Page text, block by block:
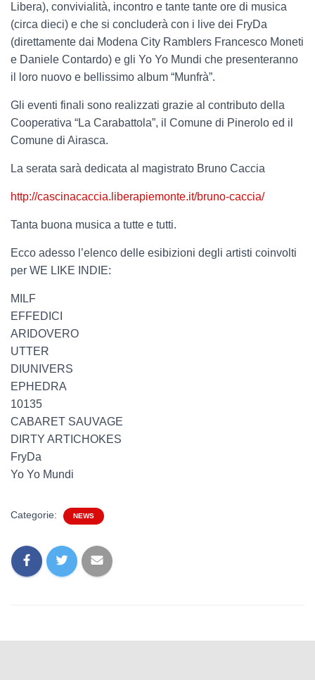
Libera), convivialità, incontro e tante tante ore di musica
(circa dieci) e che si concluderà con i live dei FryDa
(direttamente dai Modena City Ramblers Francesco Moneti
e Daniele Contardo) e gli Yo Yo Mundi che presenteranno
il loro nuovo e bellissimo album “Munfrà”.
Gli eventi finali sono realizzati grazie al contributo della
Cooperativa “La Carabattola”, il Comune di Pinerolo ed il
Comune di Airasca.
La serata sarà dedicata al magistrato Bruno Caccia
http://cascinacaccia.liberapiemonte.it/bruno-caccia/
Tanta buona musica a tutte e tutti.
Ecco adesso l’elenco delle esibizioni degli artisti coinvolti
per WE LIKE INDIE:
MILF
EFFEDICI
ARIDOVERO
UTTER
DIUNIVERS
EPHEDRA
10135
CABARET SAUVAGE
DIRTY ARTICHOKES
FryDa
Yo Yo Mundi
Categorie: NEWS